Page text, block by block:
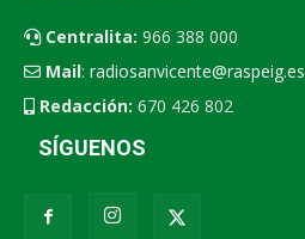
Centralita: 966 388 000
Mail: radiosanvicente@raspeig.es
Redacción: 670 426 802
SÍGUENOS